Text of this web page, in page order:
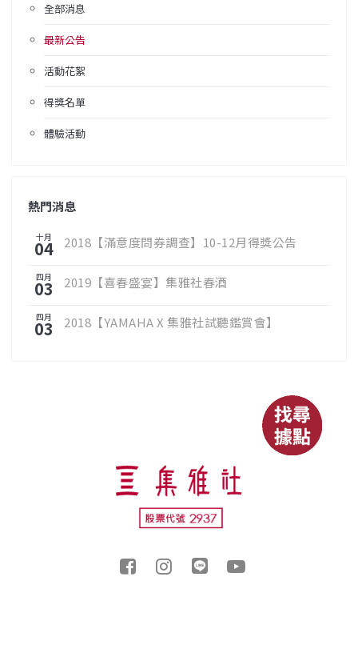
全部消息
最新公告
活動花絮
得獎名單
體驗活動
熱門消息
十月
04 2018【滿意度問券調查】10-12月得獎公告
四月
03 2019【喜春盛宴】集雅社春酒
四月
03 2018【YAMAHA X 集雅社試聽鑑賞會】